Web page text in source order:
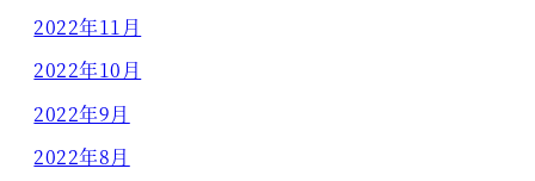
2022年11月
2022年10月
2022年9月
2022年8月